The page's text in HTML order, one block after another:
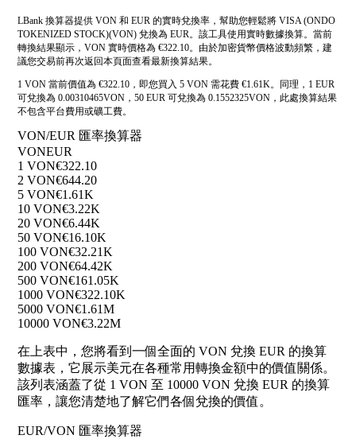
LBank 換算器提供 VON 和 EUR 的實時兌換率，幫助您輕鬆將 VISA (ONDO
TOKENIZED STOCK)(VON) 兌換為 EUR。該工具使用實時數據換算。當前
轉換結果顯示，VON 實時價格為 €322.10。由於加密貨幣價格波動頻繁，建
議您交易前再次返回本頁面查看最新換算結果。
1 VON 當前價值為 €322.10，即您買入 5 VON 需花費 €1.61K。同理，1 EUR
可兌換為 0.00310465VON，50 EUR 可兌換為 0.1552325VON，此處換算結果
不包含平台費用或礦工費。
VON/EUR 匯率換算器
VONEUR
1 VON€322.10
2 VON€644.20
5 VON€1.61K
10 VON€3.22K
20 VON€6.44K
50 VON€16.10K
100 VON€32.21K
200 VON€64.42K
500 VON€161.05K
1000 VON€322.10K
5000 VON€1.61M
10000 VON€3.22M
在上表中，您將看到一個全面的 VON 兌換 EUR 的換算
數據表，它展示美元在各種常用轉換金額中的價值關係。
該列表涵蓋了從 1 VON 至 10000 VON 兌換 EUR 的換算
匯率，讓您清楚地了解它們各個兌換的價值。
EUR/VON 匯率換算器